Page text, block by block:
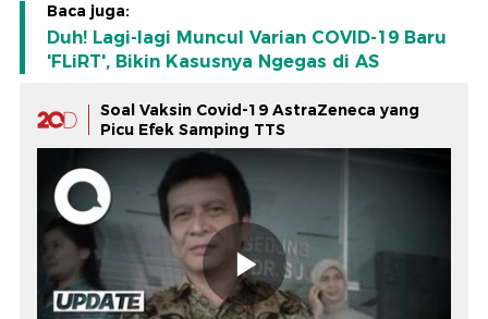
Baca juga:
Duh! Lagi-lagi Muncul Varian COVID-19 Baru
'FLiRT', Bikin Kasusnya Ngegas di AS
Soal Vaksin Covid-19 AstraZeneca yang
Picu Efek Samping TTS